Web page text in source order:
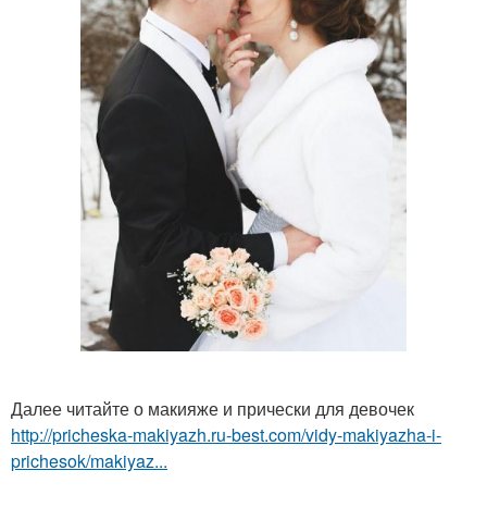
Далее читайте о макияже и прически для девочек
http://pricheska-makiyazh.ru-best.com/vidy-makiyazha-i-
prichesok/makiyaz...